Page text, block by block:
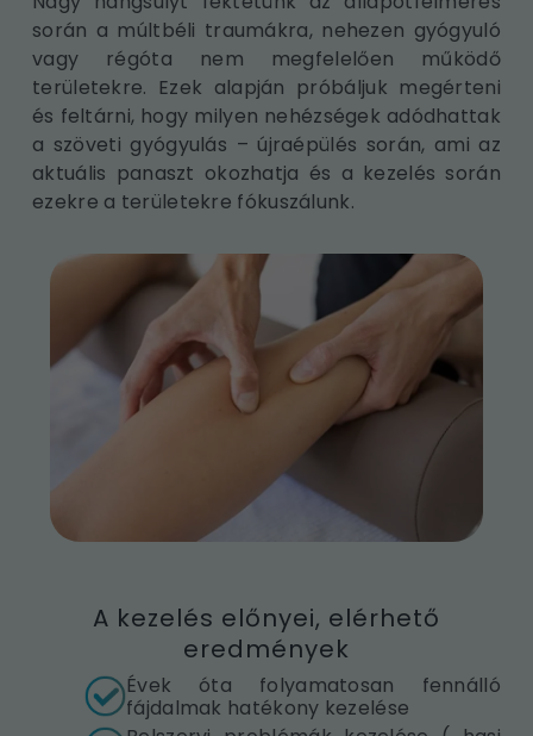
során a múltbéli traumákra, nehezen gyógyuló
vagy régóta nem megfelelően működő
területekre. Ezek alapján próbáljuk megérteni
és feltárni, hogy milyen nehézségek adódhattak
a szöveti gyógyulás – újraépülés során, ami az
aktuális panaszt okozhatja és a kezelés során
ezekre a területekre fókuszálunk.
A kezelés előnyei, elérhető
eredmények
Évek óta folyamatosan fennálló
fájdalmak hatékony kezelése